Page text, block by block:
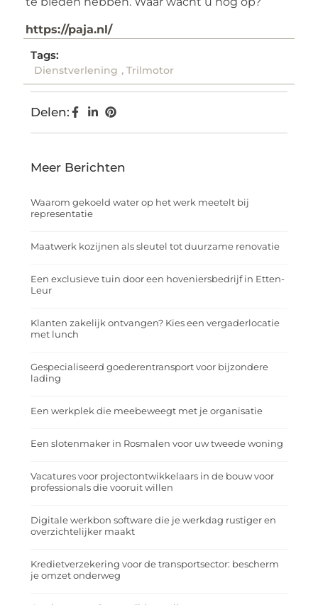
https://paja.nl/
Tags:
Dienstverlening , Trilmotor
Delen:
Meer Berichten
Waarom gekoeld water op het werk meetelt bij
representatie
Maatwerk kozijnen als sleutel tot duurzame renovatie
Een exclusieve tuin door een hoveniersbedrijf in Etten-
Leur
Klanten zakelijk ontvangen? Kies een vergaderlocatie
met lunch
Gespecialiseerd goederentransport voor bijzondere
lading
Een werkplek die meebeweegt met je organisatie
Een slotenmaker in Rosmalen voor uw tweede woning
Vacatures voor projectontwikkelaars in de bouw voor
professionals die vooruit willen
Digitale werkbon software die je werkdag rustiger en
overzichtelijker maakt
Kredietverzekering voor de transportsector: bescherm
je omzet onderweg